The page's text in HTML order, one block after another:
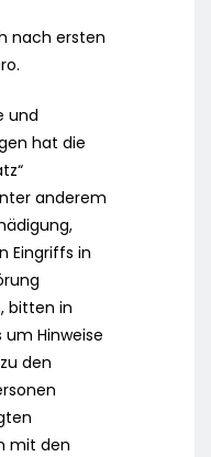
nach ersten
und
hat die
anderem
Eingriffs in
bitten in
Hinweise
den
mit den